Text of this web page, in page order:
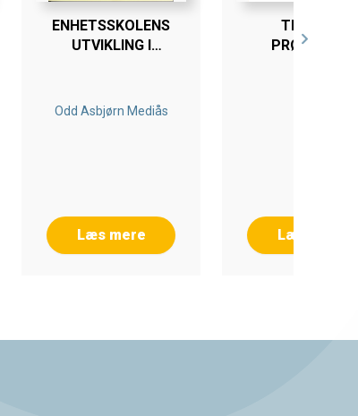
ENHETSSKOLENS
UTVIKLING I
Odd Asbjørn Mediås
Læs mere
TEST OG
PRØVELSER
Læs mere